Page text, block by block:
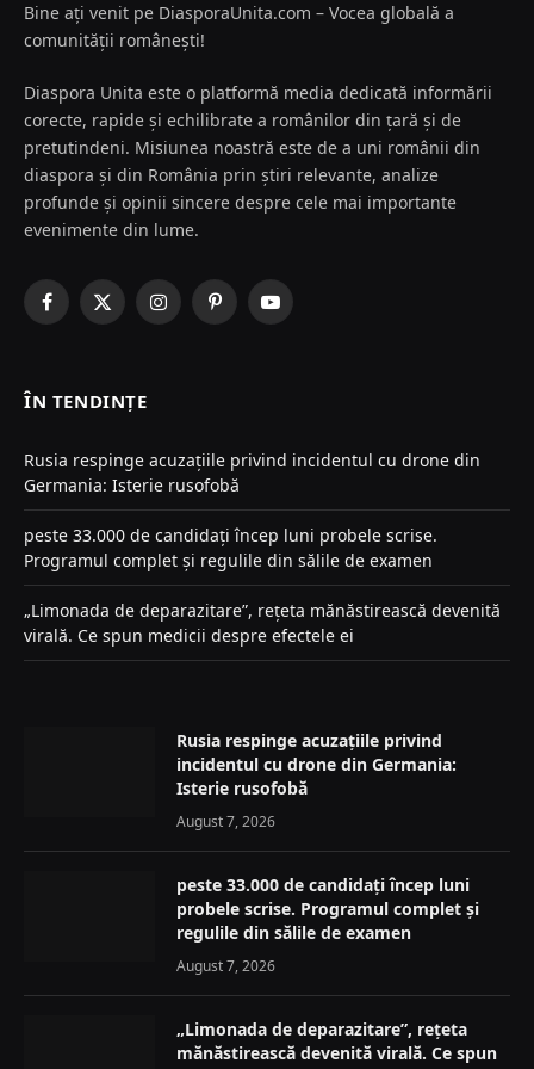
Bine ați venit pe DiasporaUnita.com – Vocea globală a
comunității românești!
Diaspora Unita este o platformă media dedicată informării
corecte, rapide și echilibrate a românilor din țară și de
pretutindeni. Misiunea noastră este de a uni românii din
diaspora și din România prin știri relevante, analize
profunde și opinii sincere despre cele mai importante
evenimente din lume.
Facebook
X
InstagramPinterestYouTube
ÎN TENDINȚE
Rusia respinge acuzațiile privind incidentul cu drone din
Germania: Isterie rusofobă
peste 33.000 de candidați încep luni probele scrise.
Programul complet și regulile din sălile de examen
„Limonada de deparazitare”, rețeta mănăstirească devenită
virală. Ce spun medicii despre efectele ei
Rusia respinge acuzațiile privind
incidentul cu drone din Germania:
Isterie rusofobă
August 7, 2026
peste 33.000 de candidați încep luni
probele scrise. Programul complet și
regulile din sălile de examen
August 7, 2026
„Limonada de deparazitare”, rețeta
mănăstirească devenită virală. Ce spun